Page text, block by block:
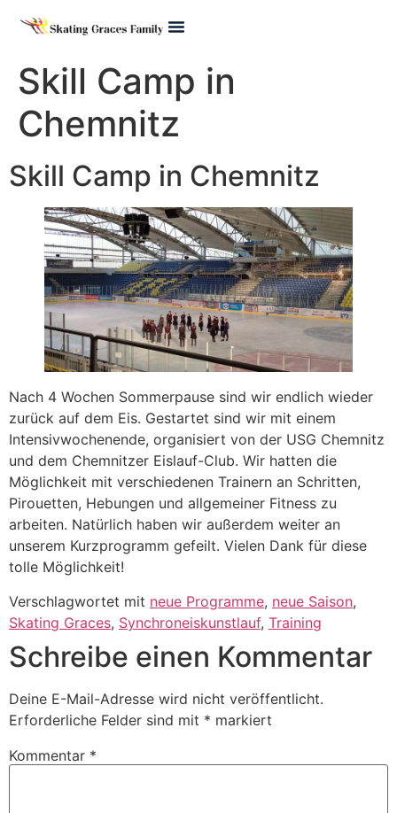
Skill Camp in
Chemnitz
Skill Camp in Chemnitz
Nach 4 Wochen Sommerpause sind wir endlich wieder
zurück auf dem Eis. Gestartet sind wir mit einem
Intensivwochenende, organisiert von der USG Chemnitz
und dem Chemnitzer Eislauf-Club. Wir hatten die
Möglichkeit mit verschiedenen Trainern an Schritten,
Pirouetten, Hebungen und allgemeiner Fitness zu
arbeiten. Natürlich haben wir außerdem weiter an
unserem Kurzprogramm gefeilt. Vielen Dank für diese
tolle Möglichkeit!
Verschlagwortet mit neue Programme, neue Saison,
Skating Graces, Synchroneiskunstlauf, Training
Schreibe einen Kommentar
Deine E-Mail-Adresse wird nicht veröffentlicht.
Erforderliche Felder sind mit * markiert
Kommentar *